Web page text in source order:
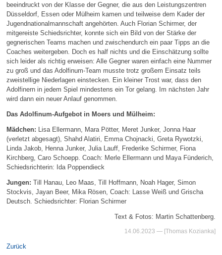
beeindruckt von der Klasse der Gegner, die aus den Leistungszentren
Düsseldorf, Essen oder Mülheim kamen und teilweise dem Kader der
Jugendnationalmannschaft angehörten. Auch Florian Schirmer, der
mitgereiste Schiedsrichter, konnte sich ein Bild von der Stärke der
gegnerischen Teams machen und zwischendurch ein paar Tipps an die
Coaches weitergeben. Doch es half nichts und die Einschätzung sollte
sich leider als richtig erweisen: Alle Gegner waren einfach eine Nummer
zu groß und das Adolfinum-Team musste trotz großem Einsatz teils
zweistellige Niederlagen einstecken. Ein kleiner Trost war, dass den
Adolfinern in jedem Spiel mindestens ein Tor gelang. Im nächsten Jahr
wird dann ein neuer Anlauf genommen.
Das Adolfinum-Aufgebot in Moers und Mülheim:
Mädchen: Lisa Ellermann, Mara Pötter, Meret Junker, Jonna Haar
(verletzt abgesagt), Shahd Alatiri, Emma Chojnacki, Greta Rywotzki,
Linda Jakob, Henna Junker, Julia Lauff, Frederike Schirmer, Fiona
Kirchberg, Caro Schoepp. Coach: Merle Ellermann und Maya Fünderich,
Schiedsrichterin: Ida Poppendieck
Jungen: Till Hanau, Leo Maas, Till Hoffmann, Noah Hager, Simon
Stockvis, Jayan Beer, Mika Rösen, Coach: Lasse Weiß und Grischa
Deutsch. Schiedsrichter: Florian Schirmer
Text & Fotos: Martin Schattenberg.
14.06.2023 — [Thomas Kozianka]
Zurück